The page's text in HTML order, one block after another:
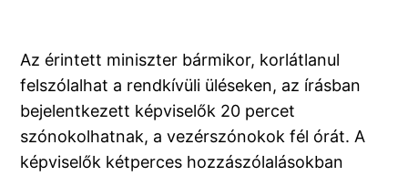
Az érintett miniszter bármikor, korlátlanul
felszólalhat a rendkívüli üléseken, az írásban
bejelentkezett képviselők 20 percet
szónokolhatnak, a vezérszónokok fél órát. A
képviselők kétperces hozzászólalásokban